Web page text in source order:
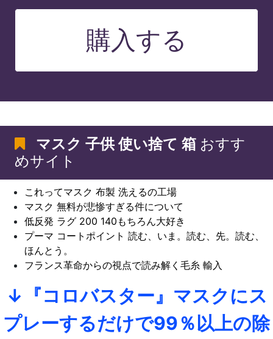
購入する
マスク 子供 使い捨て 箱 おすす
めサイト
これってマスク 布製 洗えるの工場
マスク 無料が悲惨すぎる件について
低反発 ラグ 200 140もちろん大好き
プーマ コートポイント 読む、いま。読む、先。読む、
ほんとう。
フランス革命からの視点で読み解く毛糸 輸入
↓『コロバスター』マスクにス
プレーするだけで99％以上の除